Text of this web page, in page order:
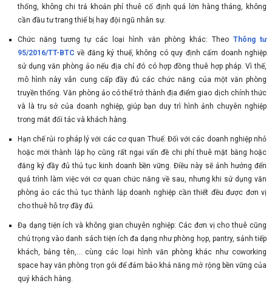
thống, không chi trả khoản phí thuê cố định quá lớn hàng tháng, không
cần đầu tư trang thiế bị hay đội ngũ nhân sự.
Chức năng tương tự các loại hình văn phòng khác: Theo Thông tư
95/2016/TT-BTC về đăng ký thuế, không có quy định cấm doanh nghiệp
sử dụng văn phòng ảo nếu địa chỉ đó có hợp đồng thuê hợp pháp. Vì thế,
mô hình này vẫn cung cấp đầy đủ các chức năng của một văn phòng
truyền thống. Văn phòng ảo có thể trở thành địa điểm giao dịch chính thức
và là trụ sở của doanh nghiệp, giúp bạn duy trì hình ảnh chuyên nghiệp
trong mắt đối tác và khách hàng.
Hạn chế rủi ro pháp lý với các cơ quan Thuế: Đối với các doanh nghiệp nhỏ
hoặc mới thành lập họ cũng rất ngại vấn đề chi phí thuê mặt bằng hoặc
đăng ký đầy đủ thủ tục kinh doanh bền vững. Điều này sẽ ảnh hưởng đến
quá trình làm việc với cơ quan chức năng về sau, nhưng khi sử dụng văn
phòng ảo các thủ tục thành lập doanh nghiệp cần thiết đều được đơn vị
cho thuê hỗ trợ đầy đủ.
Đạ dạng tiện ích và không gian chuyên nghiệp: Các đơn vị cho thuê cũng
chú trọng vào danh sách tiện ích đa dạng như phòng họp, pantry, sảnh tiếp
khách, bảng tên,... cùng các loại hình văn phòng khác như coworking
space hay văn phòng trọn gói để đảm bảo khả năng mở rộng bền vững của
quý khách hàng.